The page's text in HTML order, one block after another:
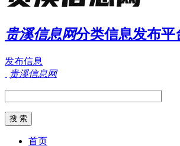
贵溪信息网分类信息发布平
发布信息
贵溪信息网
首页